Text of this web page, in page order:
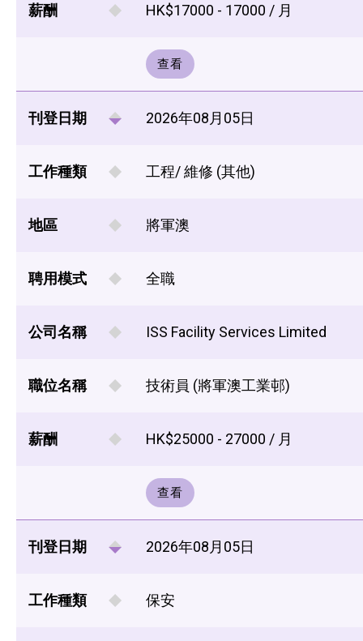
薪酬 HK$17000 - 17000 / 月
查看
刊登日期 2026年08月05日
工作種類 工程/ 維修 (其他)
地區 將軍澳
聘用模式 全職
公司名稱 ISS Facility Services Limited
職位名稱 技術員 (將軍澳工業邨)
薪酬 HK$25000 - 27000 / 月
查看
刊登日期 2026年08月05日
工作種類 保安